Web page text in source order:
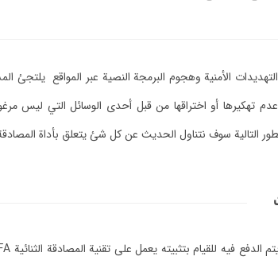
الأمنية وهجوم البرمجة النصية عبر المواقع يلتجئ
تهكيرها أو اختراقها من قبل أحدى الوسائل التي
التالية سوف نتناول الحديث عن كل شئ يتعلق بأداة